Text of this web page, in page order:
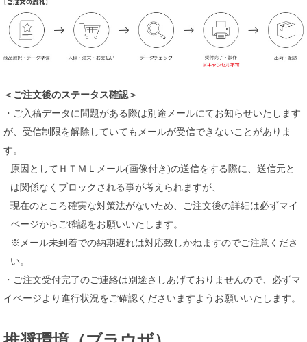
＜ご注文後のステータス確認＞
・ご入稿データに問題がある際は別途メールにてお知らせいたします
が、受信制限を解除していてもメールが受信できないことがありま
す。
原因としてＨＴＭＬメール(画像付き)の送信をする際に、送信元と
は関係なくブロックされる事が考えられますが、
現在のところ確実な対策法がないため、ご注文後の詳細は必ずマイ
ページからご確認をお願いいたします。
※メール未到着での納期遅れは対応致しかねますのでご注意くださ
い。
・ご注文受付完了のご連絡は別途さしあげておりませんので、必ずマ
イページより進行状況をご確認くださいますようお願いいたします。